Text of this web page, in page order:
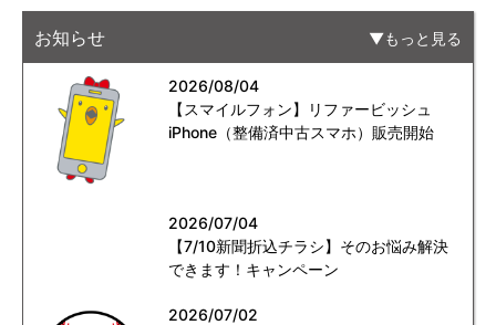
お知らせ もっと見る
2026/08/04
【スマイルフォン】リファービッシュ
iPhone（整備済中古スマホ）販売開始
2026/07/04
【7/10新聞折込チラシ】そのお悩み解決
できます！キャンペーン
2026/07/02